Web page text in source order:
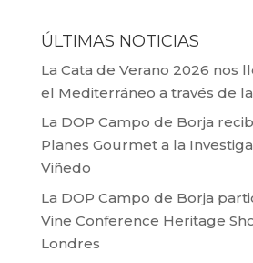
ÚLTIMAS NOTICIAS
La Cata de Verano 2026 nos
el Mediterráneo a través de
La DOP Campo de Borja
Planes Gourmet a la
Viñedo
La DOP Campo de Borja
Vine Conference Heritage
Londres